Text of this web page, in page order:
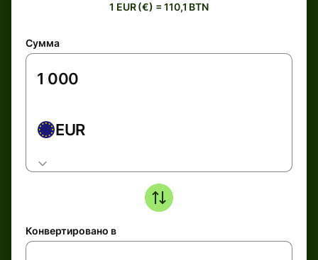
1 EUR (€) = 110,1 BTN
Сумма
EUR
Конвертировано в